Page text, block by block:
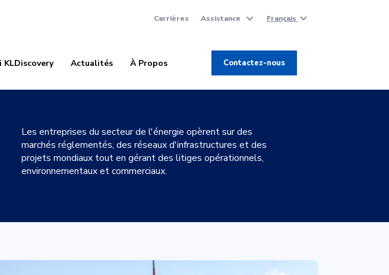
Carrières Assistance Français
KLDiscovery Actualités À Propos Contactez-nous
Les entreprises du secteur de l'énergie opèrent sur des
marchés réglementés, des réseaux d'infrastructures et des
projets mondiaux tout en gérant des litiges opérationnels,
environnementaux et commerciaux.